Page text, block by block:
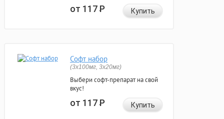
от 117Р Купить
Софт набор
(3x100мг, 3x20мг)
Выбери софт-препарат на свой
вкус!
от 117Р Купить